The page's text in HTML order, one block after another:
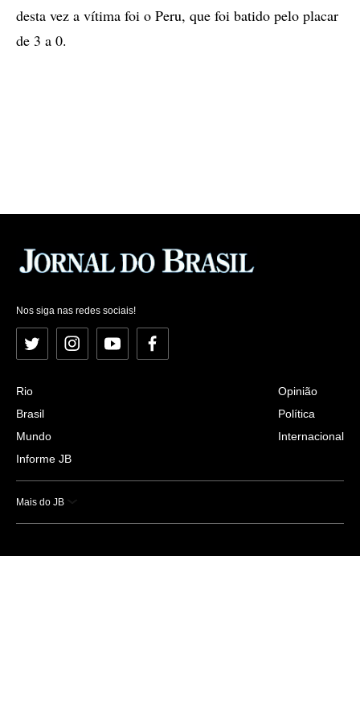
desta vez a vítima foi o Peru, que foi batido pelo placar
de 3 a 0.
Nos siga nas redes sociais!
Twitter InstagramYouTubeFacebook
Rio
Brasil
Mundo
Informe JB
Opinião
Política
Internacional
Mais do JB
Esportes